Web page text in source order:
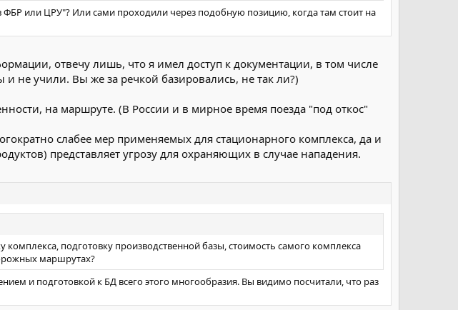
или ЦРУ"? Или сами проходили через подобную позицию, когда там стоит на
отвечу лишь, что я имел доступ к документации, в том числе
не учили. Вы же за речкой базировались, не так ли?)
на маршруте. (В России и в мирное время поезда "под откос"
слабее мер применяемых для стационарного комплекса, да и
представляет угрозу для охраняющих в случае нападения.
подготовку производственной базы, стоимость самого комплекса
маршрутах?
и подготовкой к БД всего этого многообразия. Вы видимо посчитали, что раз